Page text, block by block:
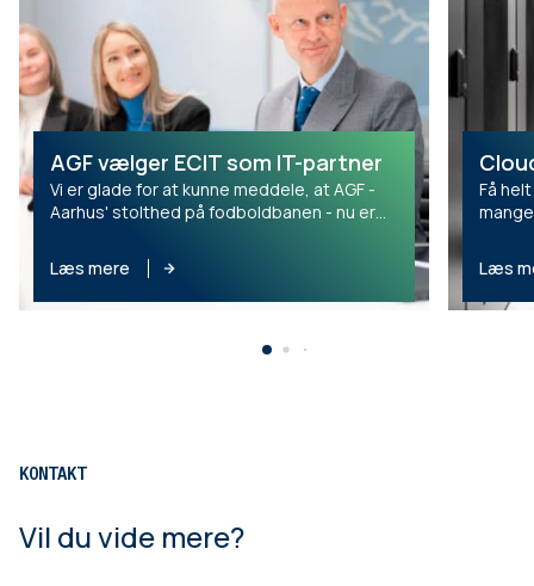
AGF vælger ECIT som IT-partner
Vi er glade for at kunne meddele, at AGF -
Aarhus' stolthed på fodboldbanen - nu er
Læs mere
Få
Læs
KONTAKT
Vil du vide mere?